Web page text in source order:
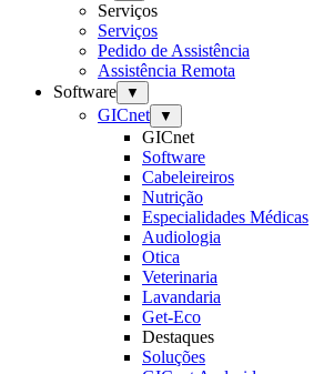
Serviços
Serviços
Pedido de Assistência
Assistência Remota
Software
▼
GICnet ▼
GICnet
Software
Cabeleireiros
Nutrição
Especialidades Médicas
Audiologia
Otica
Veterinaria
Lavandaria
Get-Eco
Destaques
Soluções